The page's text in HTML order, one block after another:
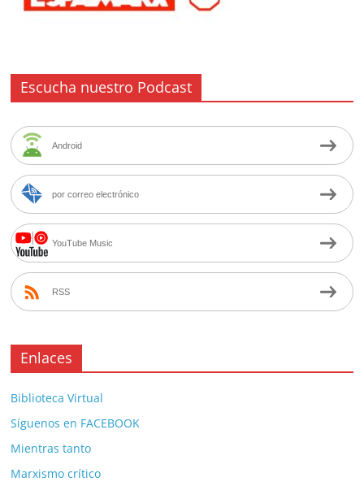
Escucha nuestro Podcast
Android
por correo electrónico
YouTube Music
RSS
Enlaces
Biblioteca Virtual
Síguenos en FACEBOOK
Mientras tanto
Marxismo crítico